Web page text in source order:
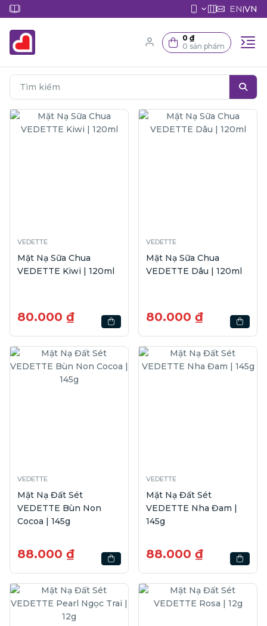
EN|VN
0 ₫
0 sản phẩm
VEDETTE
Mặt Nạ Sữa Chua
VEDETTE Kiwi | 120ml
80.000 ₫
VEDETTE
Mặt Nạ Sữa Chua
VEDETTE Dâu | 120ml
80.000 ₫
VEDETTE
Mặt Nạ Đất Sét
VEDETTE Bùn Non
Cocoa | 145g
88.000 ₫
VEDETTE
Mặt Nạ Đất Sét
VEDETTE Nha Đam |
145g
88.000 ₫